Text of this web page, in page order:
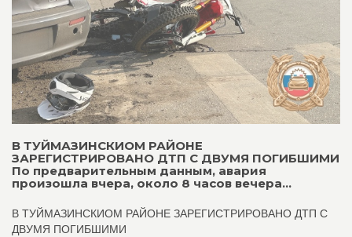
В ТУЙМАЗИНСКИОМ РАЙОНЕ
ЗАРЕГИСТРИРОВАНО ДТП С ДВУМЯ ПОГИБШИМИ
По предварительным данным, авария
произошла вчера, около 8 часов вечера...
В ТУЙМАЗИНСКИОМ РАЙОНЕ ЗАРЕГИСТРИРОВАНО ДТП С
ДВУМЯ ПОГИБШИМИ